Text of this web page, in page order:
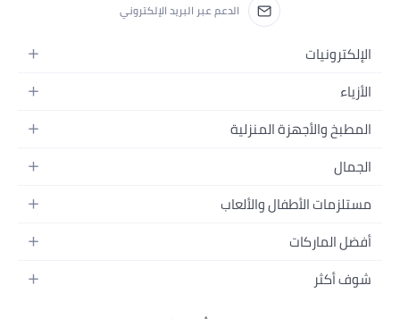
الدعم عبر البريد الإلكتروني
الإلكترونيات
الجوالات
اللابتوبات
الأجهزة المنزلية
التلفزيونات
السماعات
ألعاب القيمنق
الأزياء
أزياء نسائية
أزياء البنات
أزياء الأولاد
المجوهرات
حقائب نسائية
المطبخ والأجهزة المنزلية
الحمام
المطبخ والسفرة
أدوات وتحسين المنزل
الأثاث
الجمال
العطور
العناية بالشعر
العناية بالبشرة
مستلزمات الأطفال والألعاب
الحفاضات
الرضاعة والتغذية
أفضل الماركات
سامسونج
شوف أكثر